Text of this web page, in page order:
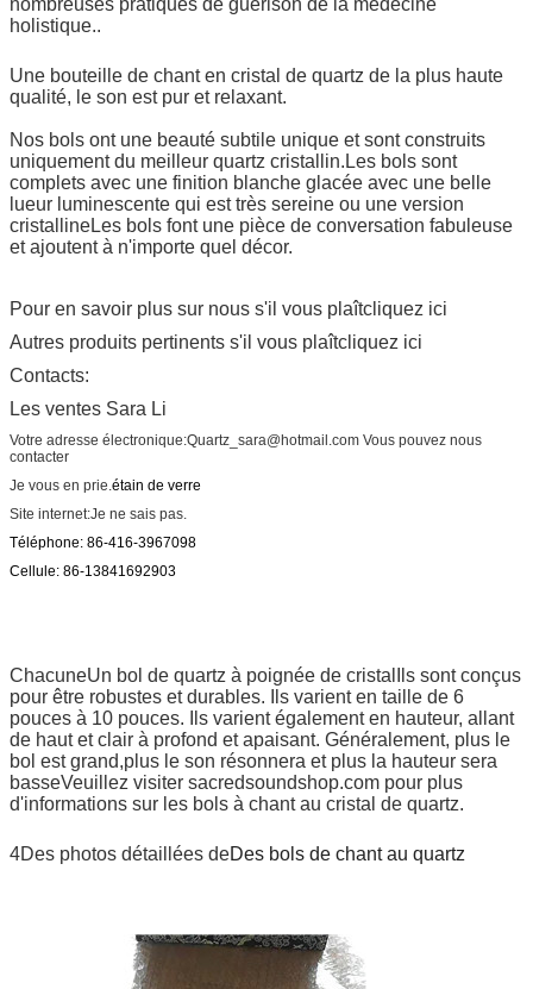
holistique..
Une bouteille de chant en cristal de quartz de la plus haute
qualité, le son est pur et relaxant.
Nos bols ont une beauté subtile unique et sont construits
uniquement du meilleur quartz cristallin.Les bols sont
complets avec une finition blanche glacée avec une belle
lueur luminescente qui est très sereine ou une version
cristallineLes bols font une pièce de conversation fabuleuse
et ajoutent à n'importe quel décor.
Pour en savoir plus sur nous s'il vous plaîtcliquez ici
Autres produits pertinents s'il vous plaîtcliquez ici
Contacts:
Les ventes Sara Li
Votre adresse électronique:Quartz_sara@hotmail.com Vous pouvez nous
contacter
Je vous en prie.étain de verre
Site internet:Je ne sais pas.
Téléphone: 86-416-3967098
Cellule: 86-13841692903
ChacuneUn bol de quartz à poignée de cristal
Ils sont conçus
pour être robustes et durables. Ils varient en taille de 6
pouces à 10 pouces. Ils varient également en hauteur, allant
de haut et clair à profond et apaisant. Généralement, plus le
bol est grand,plus le son résonnera et plus la hauteur sera
basseVeuillez visiter sacredsoundshop.com pour plus
d'informations sur les bols à chant au cristal de quartz.
4Des photos détaillées deDes bols de chant au quartz